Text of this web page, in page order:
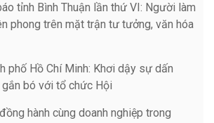
tỉnh Bình Thuận lần thứ VI: Người làm
phong trên mặt trận tư tưởng, văn hóa
phố Hồ Chí Minh: Khơi dậy sự dấn
bó với tổ chức Hội
hành cùng doanh nghiệp trong